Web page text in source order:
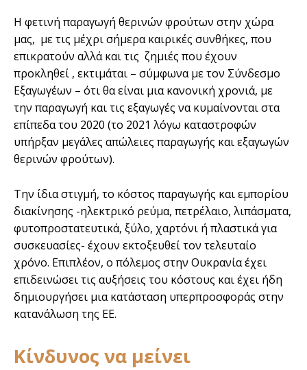
Η φετινή παραγωγή θερινών φρούτων στην χώρα
μας, με τις μέχρι σήμερα καιρικές συνθήκες, που
επικρατούν αλλά και τις ζημιές που έχουν
προκληθεί , εκτιμάται – σύμφωνα με τον Σύνδεσμο
Εξαγωγέων – ότι θα είναι μια κανονική χρονιά, με
την παραγωγή και τις εξαγωγές να κυμαίνονται στα
επίπεδα του 2020 (το 2021 λόγω καταστροφών
υπήρξαν μεγάλες απώλειες παραγωγής και εξαγωγών
θερινών φρούτων).
Την ίδια στιγμή, το κόστος παραγωγής και εμπορίου
διακίνησης -ηλεκτρικό ρεύμα, πετρέλαιο, λιπάσματα,
φυτοπροστατευτικά, ξύλο, χαρτόνι ή πλαστικά για
συσκευασίες- έχουν εκτοξευθεί τον τελευταίο
χρόνο. Επιπλέον, ο πόλεμος στην Ουκρανία έχει
επιδεινώσει τις αυξήσεις του κόστους και έχει ήδη
δημιουργήσει μια κατάσταση υπερπροσφοράς στην
κατανάλωση της ΕΕ.
Κίνδυνος να μείνει